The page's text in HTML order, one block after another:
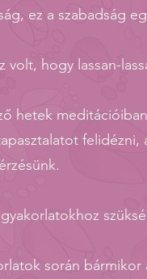
ez a szabadság
volt, hogy lassan-
hetek
során